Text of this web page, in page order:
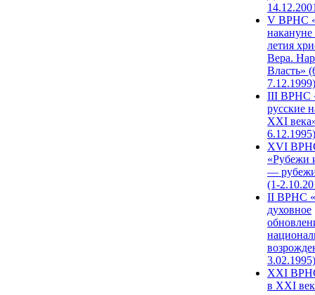
V ВРНС
накануне
летия
Вера.
Власть»
7.12.1999)
III ВРНС
русские
XXI
6.12.1995)
XVI
«Рубежи
—
(1-
II ВРНС
духовное
3.02.1995)
XХI
в XXI